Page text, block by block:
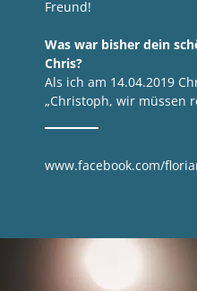
Freund!
Was war bisher dein
Chris?
Als ich am 14.04.2019
„Christoph, wir müssen
www.facebook.com/